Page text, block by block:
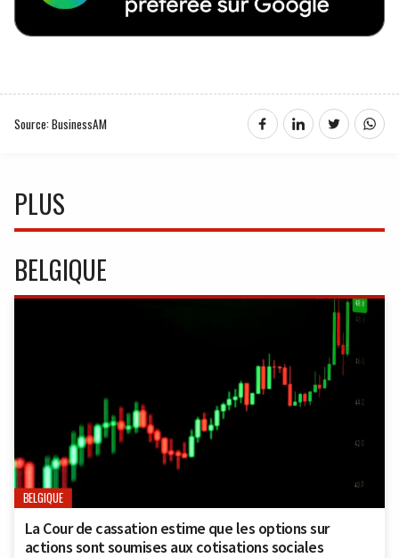
Source: BusinessAM
PLUS
BELGIQUE
BELGIQUE
La Cour de cassation estime que les options sur
actions sont soumises aux cotisations sociales